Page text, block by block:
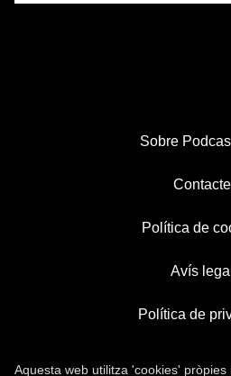
Sobre
Contacte
Política de
Avís legal
Política de
Aquesta web utilitza 'cookies'